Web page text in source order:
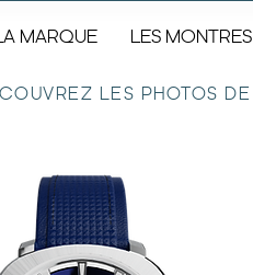
LA MARQUE LES MONTRES